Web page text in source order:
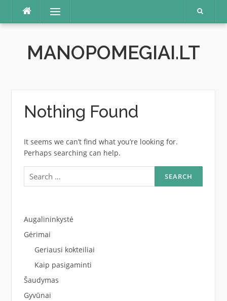
content
Menu
MANOPOMEGIAI.LT
Nothing Found
It seems we can’t find what you’re looking for.
Perhaps searching can help.
Search
for:
Augalininkystė
Gėrimai
Geriausi kokteiliai
Kaip pasigaminti
Šaudymas
Gyvūnai